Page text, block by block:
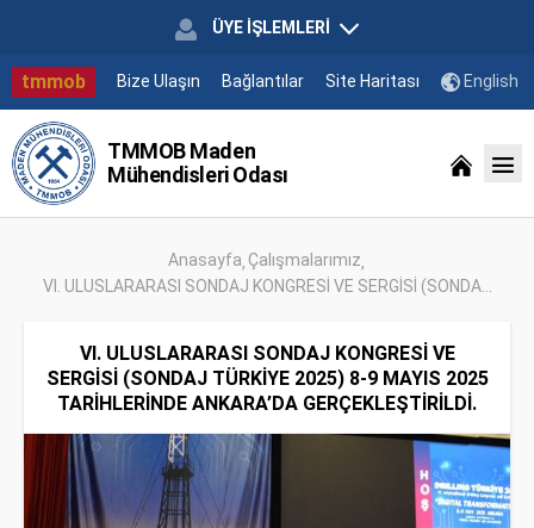
ÜYE İŞLEMLERİ
tmmob Bize Ulaşın Bağlantılar Site Haritası English
TMMOB Maden
Mühendisleri Odası
Anasayfa Çalışmalarımız
VI. ULUSLARARASI SONDAJ KONGRESİ VE SERGİSİ (SONDA...
VI. ULUSLARARASI SONDAJ KONGRESİ VE
SERGİSİ (SONDAJ TÜRKİYE 2025) 8-9 MAYIS 2025
TARİHLERİNDE ANKARA’DA GERÇEKLEŞTİRİLDİ.